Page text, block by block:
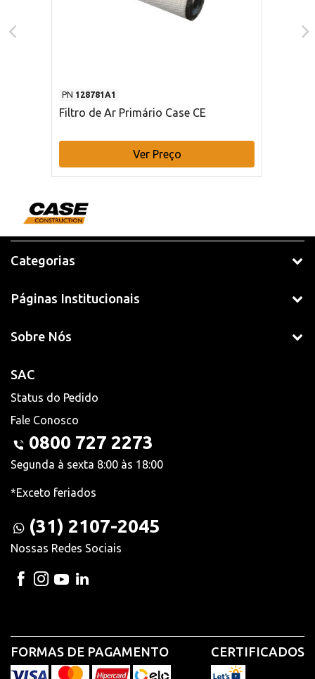
PN 128781A1
Filtro de Ar Primário Case CE
Ver Preço
Categorias
Páginas Institucionais
Sobre Nós
SAC
Status do Pedido
Fale Conosco
0800 727 2273
Segunda à sexta 8:00 às 18:00
*Exceto feriados
(31) 2107-2045
Nossas Redes Sociais
FORMAS DE PAGAMENTO CERTIFICADOS